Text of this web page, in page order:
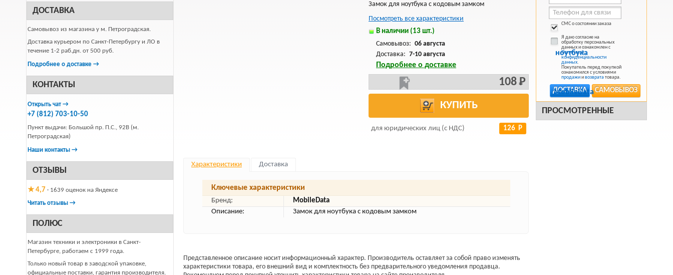
ДОСТАВКА
Самовывоз из магазина у м. Петроградская.
Доставка курьером по Санкт-Петербургу и ЛО в
течение 1-2 раб.дн. от 500 руб.
Подробнее о доставке →
КОНТАКТЫ
Открыть чат →
+7 (812) 703-10-50
Пункт выдачи: Большой пр. П.С., 92В (м.
Петроградская)
Наши контакты →
ОТЗЫВЫ
★ 4,7 · 1639 оценок на Яндексе
Читать отзывы →
ПОЛЮС
Магазин техники и электроники в Санкт-
Петербурге, работаем с 1999 года.
Только новый товар в заводской упаковке,
официальные поставки, гарантия производителя.
СМС о состоянии заказа
Я даю согласие на
обработку персональных
данных и ознакомлен с
Политикой
конфиденциальности
данных.
Покупатель перед покупкой
ознакомился с условиями
продажиивозврататовара.
САМОВЫВОЗ
ДОСТАВКА
ПРОСМОТРЕННЫЕ
Замок для ноутбука с кодовым замком
Посмотреть все характеристики
В наличии (13 шт.)
Самовывоз: 06 августа
Доставка: 7-10 августа
Подробнее о доставке
108 Р
КУПИТЬ
для юридических лиц (с НДС) 126 Р
Характеристики Доставка
Ключевые характеристики
Бренд:
MobileData
Описание:
Замок для ноутбука с кодовым замком
Представленное описание носит информационный характер. Производитель оставляет за собой право изменять
характеристики товара, его внешний вид и комплектность без предварительного уведомления продавца.